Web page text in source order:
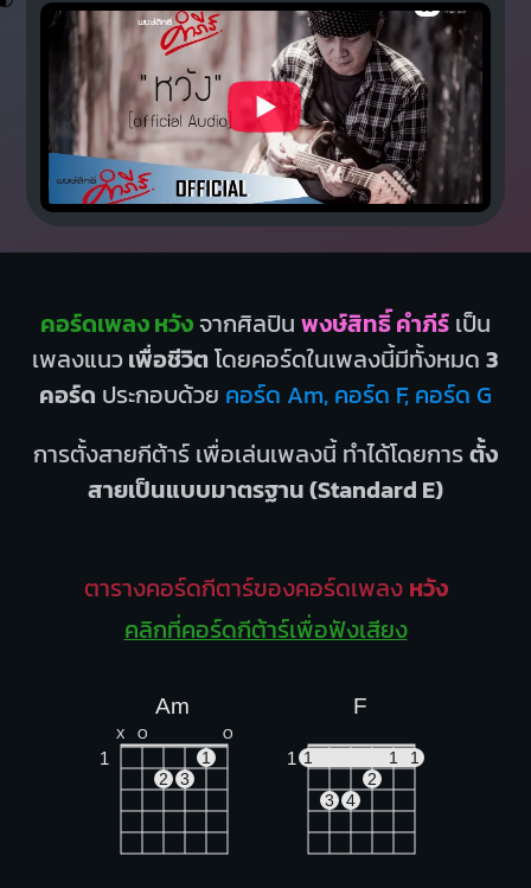
คอร์ดเพลง หวัง จากศิลปิน พงษ์สิทธิ์ คำภีร์ เป็น
เพลงแนวเพื่อชีวิต โดยคอร์ดในเพลงนี้มีทั้งหมด 3
คอร์ด ประกอบด้วย คอร์ด Am, คอร์ด F, คอร์ด G
การตั้งสายกีต้าร์ เพื่อเล่นเพลงนี้ ทำได้โดยการตั้ง
สายเป็นแบบมาตรฐาน (Standard E)
ตารางคอร์ดกีตาร์ของคอร์ดเพลง หวัง
คลิกที่คอร์ดกีต้าร์เพื่อฟังเสียง
Am
X O O
1
1
2
3
F
1 1 1
1
2
3
4